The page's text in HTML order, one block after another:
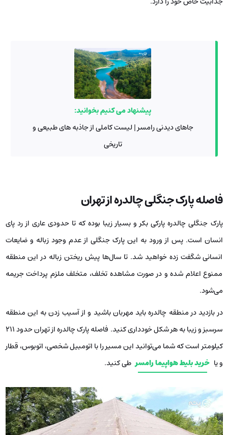
پیشنهاد می کنیم بخوانید:
جاهای دیدنی رامسر | لیست کاملی از جاذبه های طبیعی و
تاریخی
فاصله پارک جنگلی چالدره از تهران
پارک جنگلی چالدره پارکی بکر و بسیار زیبا بوده که تا حدودی عاری از رد پای
انسان است. پس از ورود به این پارک جنگلی از عدم وجود زباله و ضایعات
انسانی شگفت زده خواهید شد. تا سال‌ها پیش ریختن زباله در این منطقه
ممنوع اعلام شده و در صورت مشاهده تخلف، متخلف ملزم پرداخت جریمه
می‌شود.
در بازدید در منطقه چالدره باید مهربان باشید و از آسیب زدن به این منطقه
سرسبز و زیبا به هر شکل خودداری کنید. فاصله پارک چالدره از تهران حدود ۲۱۱
کیلومتر است که شما می‌توانید این مسیر را با اتومبیل شخصی، اتوبوس، قطار
و یا خرید بلیط هواپیما رامسر طی کنید.